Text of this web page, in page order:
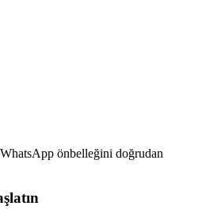
önbelleğini doğrudan